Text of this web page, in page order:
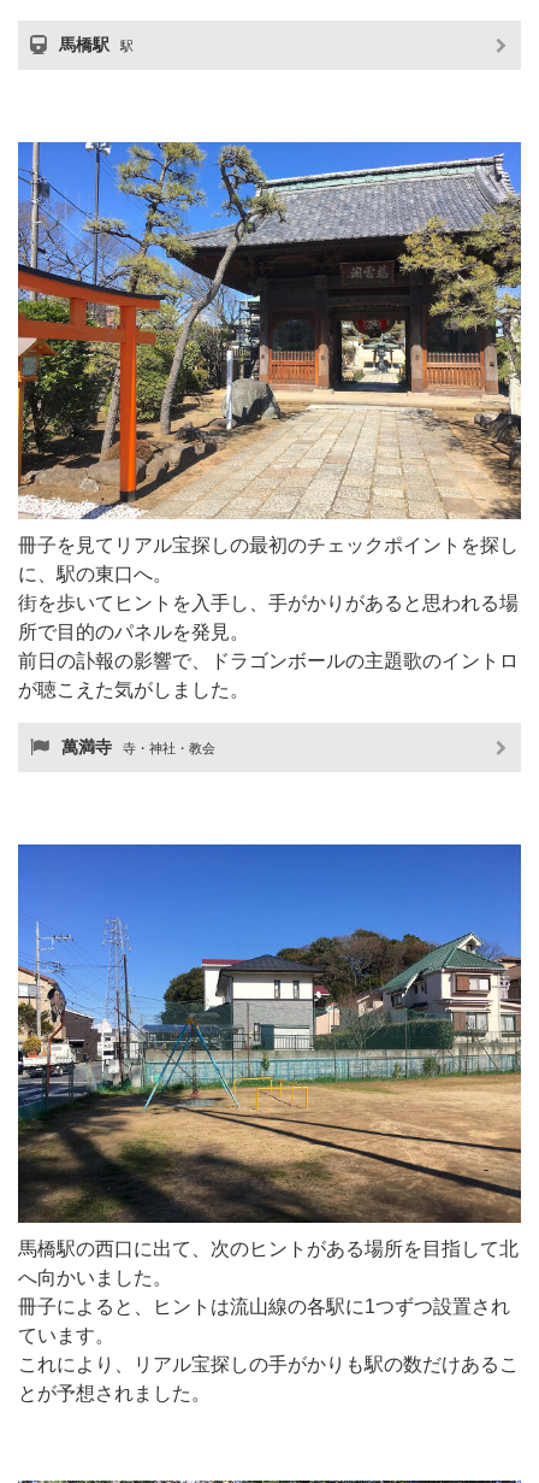
馬橋駅 駅
冊子を見てリアル宝探しの最初のチェックポイントを探し
に、駅の東口へ。
街を歩いてヒントを入手し、手がかりがあると思われる場
所で目的のパネルを発見。
前日の訃報の影響で、ドラゴンボールの主題歌のイントロ
が聴こえた気がしました。
萬満寺 寺・神社・教会
馬橋駅の西口に出て、次のヒントがある場所を目指して北
へ向かいました。
冊子によると、ヒントは流山線の各駅に1つずつ設置され
ています。
これにより、リアル宝探しの手がかりも駅の数だけあるこ
とが予想されました。